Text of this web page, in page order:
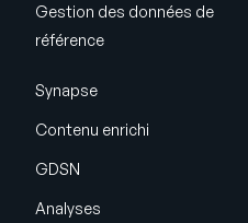
Gestion des données de
référence
Synapse
Contenu enrichi
GDSN
Analyses